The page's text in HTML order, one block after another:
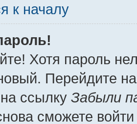
к началу
Хотя пароль
Перейдите
ссылку Забыли
сможете